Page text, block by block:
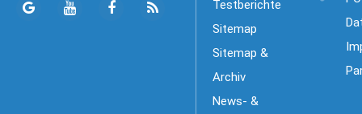
Testberichte
Sitemap
Sitemap &
Archiv
News- &